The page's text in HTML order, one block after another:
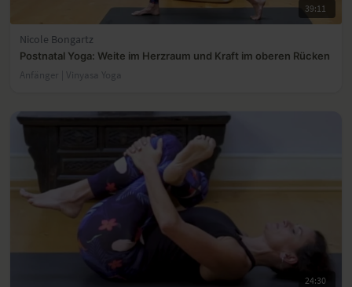
39:11
Nicole Bongartz
Postnatal Yoga: Weite im Herzraum und Kraft im oberen Rücken
Anfänger | Vinyasa Yoga
24:30